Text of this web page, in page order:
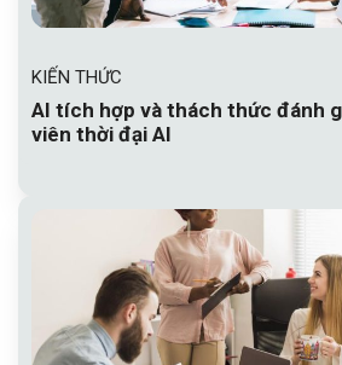
KIẾN THỨC
AI tích hợp và thách thức đánh
viên thời đại AI